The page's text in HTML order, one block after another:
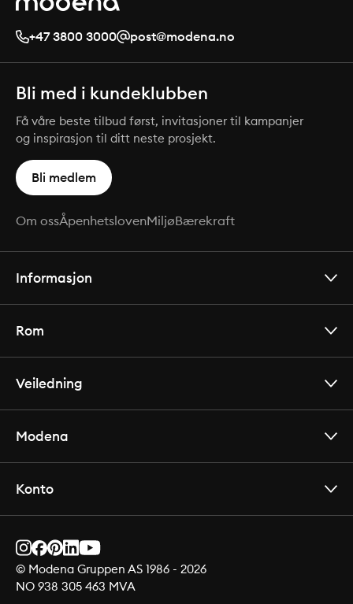
+47 3800 3000 post@modena.no
Bli med i kundeklubben
Få våre beste tilbud først, invitasjoner til kampanjer
og inspirasjon til ditt neste prosjekt.
Bli medlem
Om ossÅpenhetslovenMiljøBærekraft
Informasjon
Rom
Veiledning
Modena
Konto
© Modena Gruppen AS 1986 - 2026
NO 938 305 463 MVA